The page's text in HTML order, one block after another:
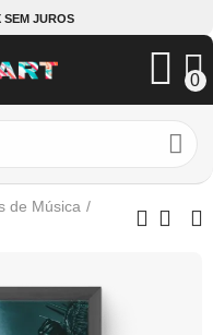
SEM JUROS
0
de Música